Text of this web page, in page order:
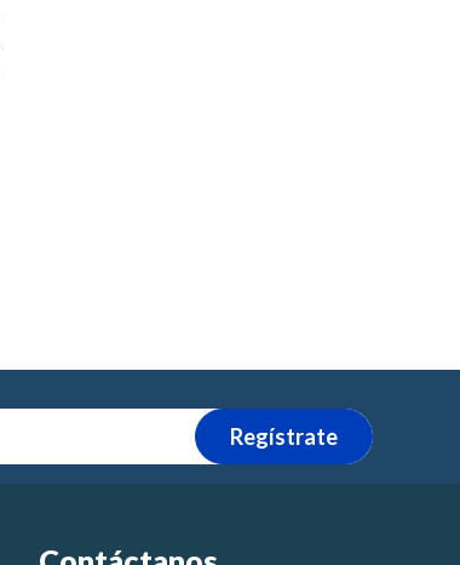
Regístrate